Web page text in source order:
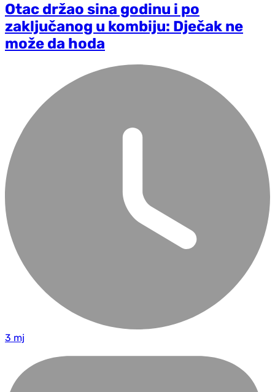
Otac držao sina godinu i po
zaključanog u kombiju: Dječak ne
može da hoda
3 mj